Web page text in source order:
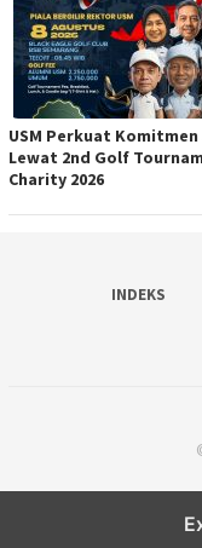
USM Perkuat
Lewat 2nd Golf
Charity 2026
INDEKS